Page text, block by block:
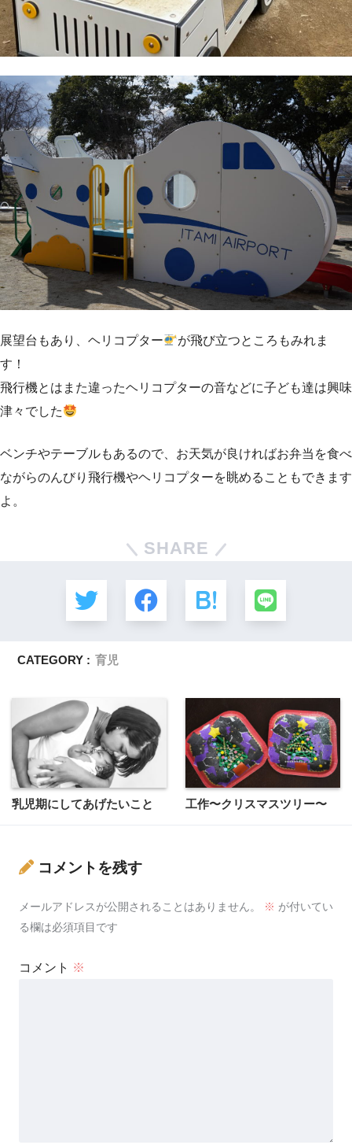
展望台もあり、ヘリコプター
が飛び立つところもみれま
す！
飛行機とはまた違ったヘリコプターの音などに子ども達は興味
津々でした
ベンチやテーブルもあるので、お天気が良ければお弁当を食べ
ながらのんびり飛行機やヘリコプターを眺めることもできます
よ。
SHARE
CATEGORY : 育児
乳児期にしてあげたいこと 工作〜クリスマスツリー〜
コメントを残す
メールアドレスが公開されることはありません。 ※ が付いてい
る欄は必須項目です
コメント ※